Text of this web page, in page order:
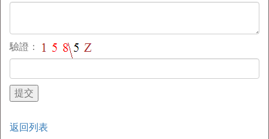
驗證：
返回列表